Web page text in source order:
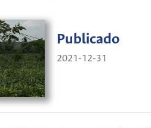
Publicado
2021-12-31